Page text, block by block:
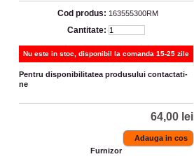
Cod produs: 163555300RM
Cantitate:
Nu este in stoc, disponibil la comanda 15-25 zile
Pentru disponibilitatea produsului contactati-
ne
64,00 lei
Furnizor